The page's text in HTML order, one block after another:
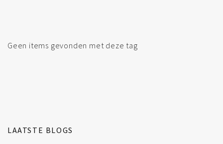
Geen items gevonden met deze tag
LAATSTE BLOGS